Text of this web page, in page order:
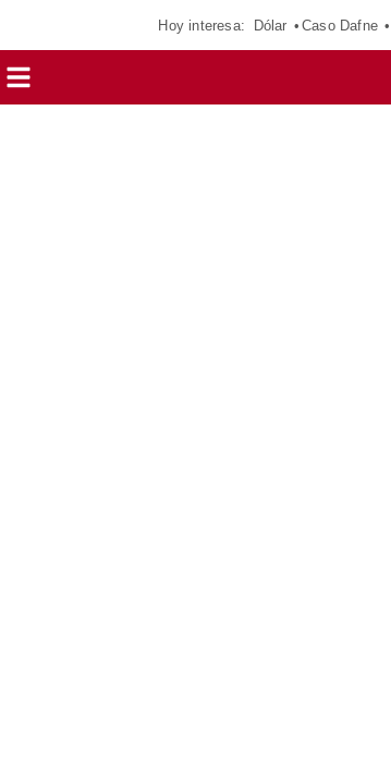
Hoy interesa: Dólar Caso Dafne